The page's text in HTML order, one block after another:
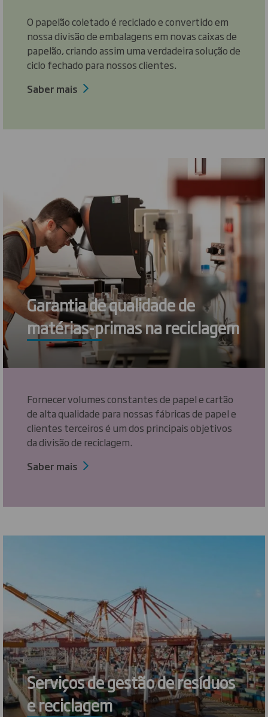
O papelão coletado é reciclado e convertido em
nossa divisão de embalagens em novas caixas de
papelão, criando assim uma verdadeira solução de
ciclo fechado para nossos clientes.
Saber mais
Garantia de qualidade de
matérias-primas na reciclagem
Fornecer volumes constantes de papel e cartão
de alta qualidade para nossas fábricas de papel e
clientes terceiros é um dos principais objetivos
da divisão de reciclagem.
Saber mais
Serviços de gestão de resíduos
e reciclagem